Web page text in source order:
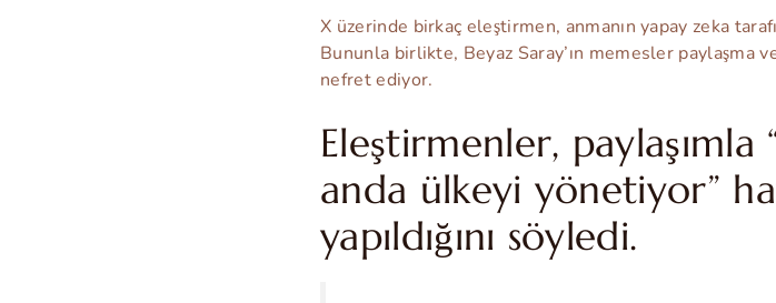
X üzerinde birkaç eleştirmen, anmanın yapay zeka
Bununla birlikte, Beyaz Saray’ın memesler paylaşma
nefret ediyor.
Eleştirmenler, paylaşımla
anda ülkeyi yönetiyor”
yapıldığını söyledi.